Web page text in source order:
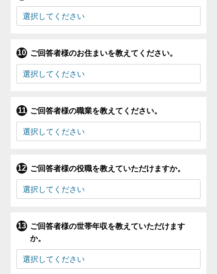
ご回答者様のお住まいを教えてください。
ご回答者様の職業を教えてください。
ご回答者様の役職を教えていただけますか。
ご回答者様の世帯年収を教えていただけます
か。